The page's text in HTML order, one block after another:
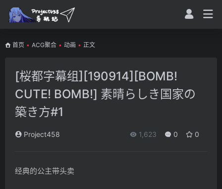
首页 • ACG聚合 • 动画 • 正文
[桜都字幕组][190914][BOMB!
CUTE! BOMB!] 素晴らしき国家の
築き方#1
Project458 1,623 0 0
经典的公主带头卖